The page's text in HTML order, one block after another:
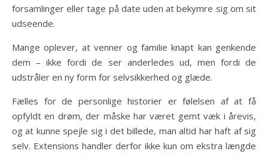
forsamlinger eller tage på date uden at bekymre sig om sit
udseende.
Mange oplever, at venner og familie knapt kan genkende
dem – ikke fordi de ser anderledes ud, men fordi de
udstråler en ny form for selvsikkerhed og glæde.
Fælles for de personlige historier er følelsen af at få
opfyldt en drøm, der måske har været gemt væk i årevis,
og at kunne spejle sig i det billede, man altid har haft af sig
selv. Extensions handler derfor ikke kun om ekstra længde